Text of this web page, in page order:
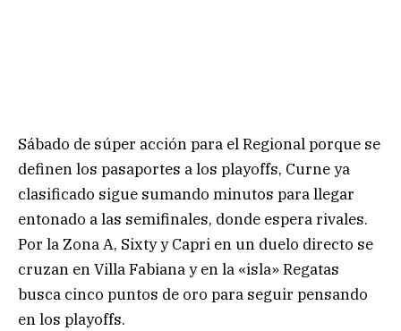
Sábado de súper acción para el Regional porque se
definen los pasaportes a los playoffs, Curne ya
clasificado sigue sumando minutos para llegar
entonado a las semifinales, donde espera rivales.
Por la Zona A, Sixty y Capri en un duelo directo se
cruzan en Villa Fabiana y en la «isla» Regatas
busca cinco puntos de oro para seguir pensando
en los playoffs.